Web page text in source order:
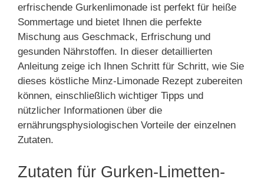
erfrischende Gurkenlimonade ist perfekt für heiße
Sommertage und bietet Ihnen die perfekte
Mischung aus Geschmack, Erfrischung und
gesunden Nährstoffen. In dieser detaillierten
Anleitung zeige ich Ihnen Schritt für Schritt, wie Sie
dieses köstliche Minz-Limonade Rezept zubereiten
können, einschließlich wichtiger Tipps und
nützlicher Informationen über die
ernährungsphysiologischen Vorteile der einzelnen
Zutaten.
Zutaten für Gurken-Limetten-